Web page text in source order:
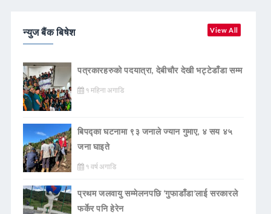
न्युज बैंक बिषेश View All
पत्रकारहरुको पदयात्रा, देबीचौर देखी भट्टेडाँडा सम्म
१ महिना अगाडि
बिपद्का घटनामा ९३ जनाले ज्यान गुमाए, ४ सय ४५
जना घाइते
१ वर्ष अगाडि
प्रथम जलवायु सम्मेलनपछि ‘गुफाडाँडा’लाई सरकारले
फर्केर पनि हेरेन